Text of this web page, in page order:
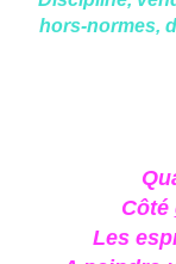
hors-normes,
Côté
Les